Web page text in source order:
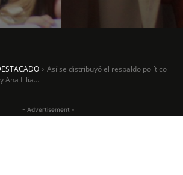
Así se distribuyó el respaldo político
Ana Lilia...
- Advertisement -